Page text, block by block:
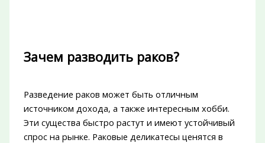
Зачем разводить раков?
Разведение раков может быть отличным
источником дохода, а также интересным хобби.
Эти существа быстро растут и имеют устойчивый
спрос на рынке. Раковые деликатесы ценятся в